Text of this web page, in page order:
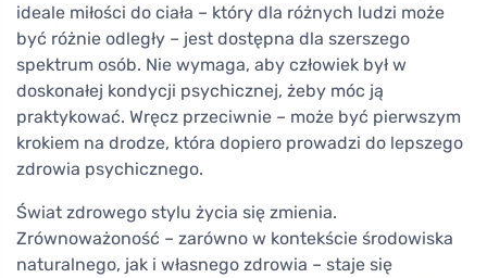
ideale miłości do ciała – który dla różnych ludzi może
być różnie odległy – jest dostępna dla szerszego
spektrum osób. Nie wymaga, aby człowiek był w
doskonałej kondycji psychicznej, żeby móc ją
praktykować. Wręcz przeciwnie – może być pierwszym
krokiem na drodze, która dopiero prowadzi do lepszego
zdrowia psychicznego.
Świat zdrowego stylu życia się zmienia.
Zrównoważoność – zarówno w kontekście środowiska
naturalnego, jak i własnego zdrowia – staje się